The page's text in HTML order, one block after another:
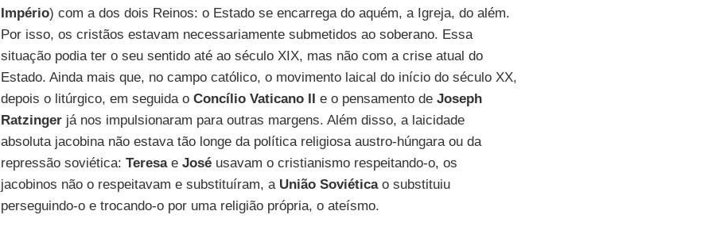
Império) com a dos dois Reinos: o Estado se encarrega do aquém, a Igreja, do além.
Por isso, os cristãos estavam necessariamente submetidos ao soberano. Essa
situação podia ter o seu sentido até ao século XIX, mas não com a crise atual do
Estado. Ainda mais que, no campo católico, o movimento laical do início do século XX,
depois o litúrgico, em seguida o Concílio Vaticano II e o pensamento de Joseph
Ratzingerjá nos impulsionaram para outras margens. Além disso, a laicidade
absoluta jacobina não estava tão longe da política religiosa austro-húngara ou da
repressão soviética: Teresae Joséusavam o cristianismo respeitando-o, os
jacobinos não o respeitavam e substituíram, a União Soviéticao substituiu
perseguindo-o e trocando-o por uma religião própria, o ateísmo.